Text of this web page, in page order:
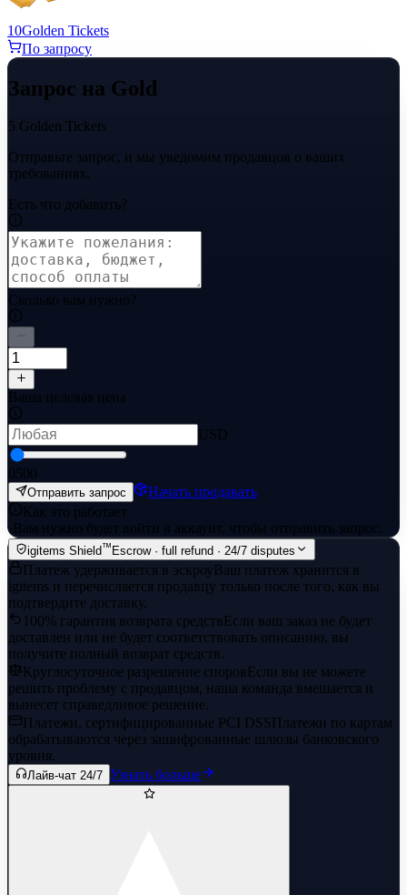
10Golden Tickets
По запросу
Запрос на Gold
5 Golden Tickets
Отправьте запрос, и мы уведомим продавцов о ваших
требованиях.
Есть что добавить?
Сколько вам нужно?
Ваша целевая цена
USD
0500
Отправить запрос
Начать продавать
Как это работает
· Вам нужно будет войти в аккаунт, чтобы отправить запрос.
igitems Shield™ Escrow · full refund · 24/7 disputes
Платеж удерживается в эскроу Ваш платеж хранится в
igitems и перечисляется продавцу только после того, как вы
подтвердите доставку.
100% гарантия возврата средств Если ваш заказ не будет
доставлен или не будет соответствовать описанию, вы
получите полный возврат средств.
Круглосуточное разрешение споров Если вы не можете
решить проблему с продавцом, наша команда вмешается и
вынесет справедливое решение.
Платежи, сертифицированные PCI DSS Платежи по картам
обрабатываются через зашифрованные шлюзы банковского
уровня.
Лайв-чат 24/7 Узнать больше